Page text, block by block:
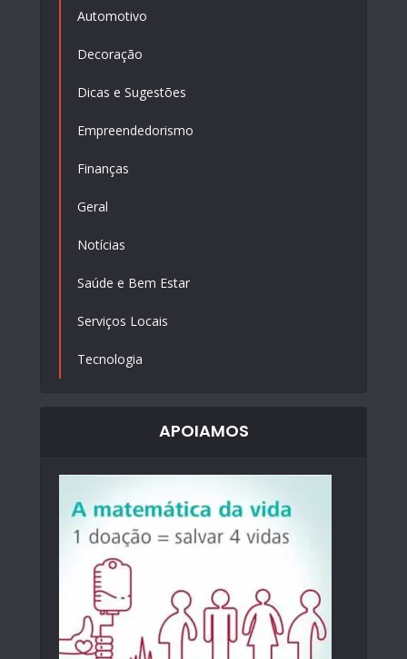
Automotivo
Decoração
Dicas e Sugestões
Empreendedorismo
Finanças
Geral
Notícias
Saúde e Bem Estar
Serviços Locais
Tecnologia
APOIAMOS